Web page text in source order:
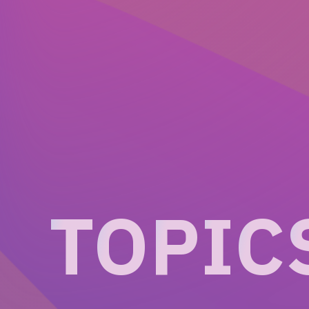
TOPIC